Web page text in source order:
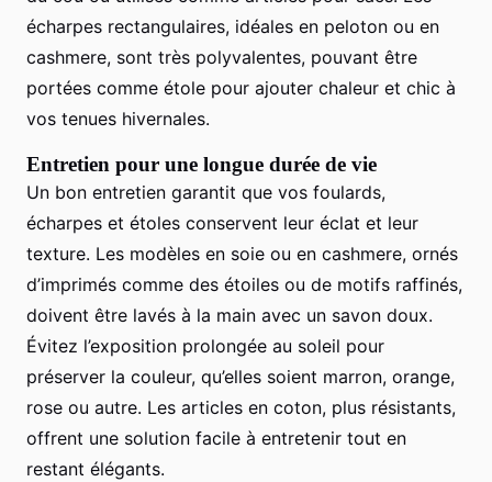
écharpes rectangulaires, idéales en peloton ou en
cashmere, sont très polyvalentes, pouvant être
portées comme étole pour ajouter chaleur et chic à
vos tenues hivernales.
Entretien pour une longue durée de vie
Un bon entretien garantit que vos foulards,
écharpes et étoles conservent leur éclat et leur
texture. Les modèles en soie ou en cashmere, ornés
d’imprimés comme des étoiles ou de motifs raffinés,
doivent être lavés à la main avec un savon doux.
Évitez l’exposition prolongée au soleil pour
préserver la couleur, qu’elles soient marron, orange,
rose ou autre. Les articles en coton, plus résistants,
offrent une solution facile à entretenir tout en
restant élégants.